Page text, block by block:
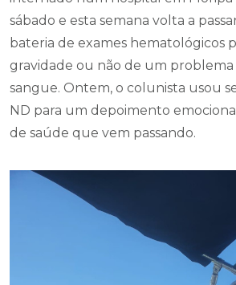
sábado e esta semana volta a
bateria de exames hematológicos
gravidade ou não de um
sangue. Ontem, o colunista usou
ND para um depoimento
de saúde que vem passando.